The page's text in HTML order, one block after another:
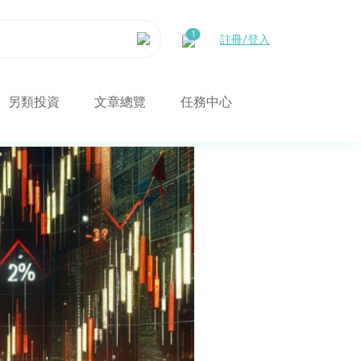
註冊/登入
另類投資 文章總覽 任務中心